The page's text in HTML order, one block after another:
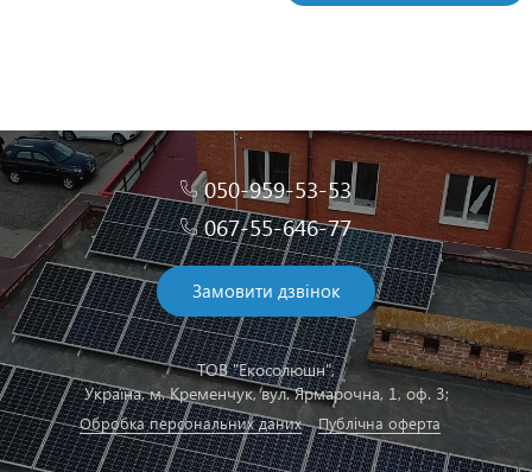
050-959-53-53
067-55-646-77
Замовити дзвінок
ТОВ "Екосолюшн",
Українa, м. Кременчук, вул. Ярмарочна, 1, оф. 3;
Обробка персональних даних Публічна оферта